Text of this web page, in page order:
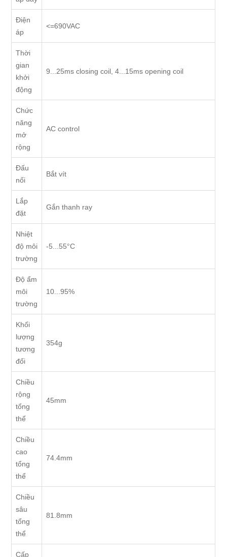
Điện
áp
<=690VAC
Thời
gian
khởi
động
9...25ms closing coil, 4...15ms opening coil
Chức
năng
mở
rộng
AC control
Đấu
nối
Bắt vít
Lắp
đặt
Gắn thanh ray
Nhiệt
độ môi
trường
-5...55°C
Độ ẩm
môi
trường
10...95%
Khối
lượng
tương
đối
354g
Chiều
rộng
tổng
thể
45mm
Chiều
cao
tổng
thể
74.4mm
Chiều
sâu
tổng
thể
81.8mm
Cấp